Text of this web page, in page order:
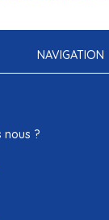
NAVIGATION
nous ?